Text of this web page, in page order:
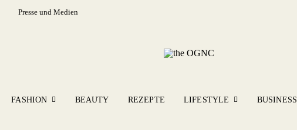
Presse und Medien
FASHION BEAUTY REZEPTE LIFESTYLE BUSINESS